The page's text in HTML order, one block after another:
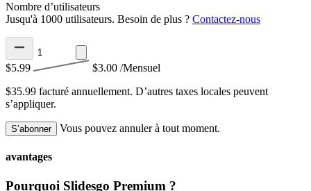
Nombre d’utilisateurs
Jusqu'à 1000 utilisateurs. Besoin de plus ? Contactez-nous
$5.99 $3.00 /Mensuel
$35.99 facturé annuellement. D’autres taxes locales peuvent
s’appliquer.
S’abonner Vous pouvez annuler à tout moment.
avantages
Pourquoi Slidesgo Premium ?